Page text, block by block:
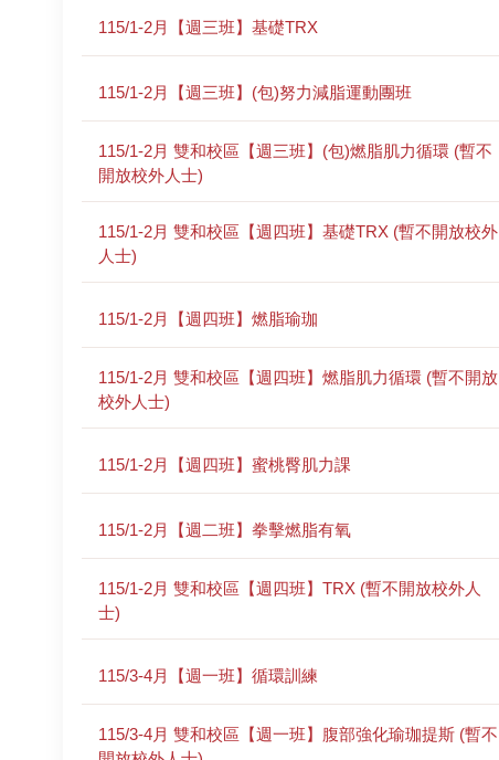
115/1-2月【週三班】基礎TRX
115/1-2月【週三班】(包)努力減脂運動團班
115/1-2月 雙和校區【週三班】(包)燃脂肌力循環 (暫不
開放校外人士)
115/1-2月 雙和校區【週四班】基礎TRX (暫不開放校外
人士)
115/1-2月【週四班】燃脂瑜珈
115/1-2月 雙和校區【週四班】燃脂肌力循環 (暫不開放
校外人士)
115/1-2月【週四班】蜜桃臀肌力課
115/1-2月【週二班】拳擊燃脂有氧
115/1-2月 雙和校區【週四班】TRX (暫不開放校外人
士)
115/3-4月【週一班】循環訓練
115/3-4月 雙和校區【週一班】腹部強化瑜珈提斯 (暫不